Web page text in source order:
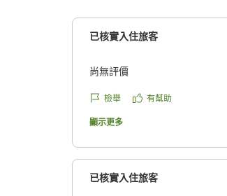
已核實入住旅客
尚無評價
檢舉 有幫助
顯示更多
已核實入住旅客